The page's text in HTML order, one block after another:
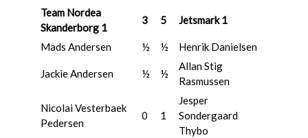
Team Nordea
Skanderborg 1
3 5 Jetsmark 1
Mads Andersen ½ ½ Henrik Danielsen
Jackie Andersen ½ ½
Allan Stig
Rasmussen
Nicolai Vesterbaek
Pedersen
0 1
Jesper
Sondergaard
Thybo